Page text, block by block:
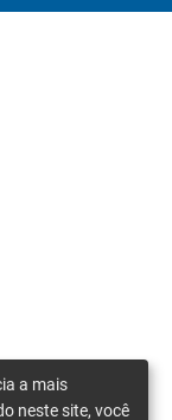
a mais
neste site, você